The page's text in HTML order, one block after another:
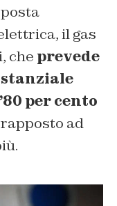
il gas
che prevede
per cento
ad